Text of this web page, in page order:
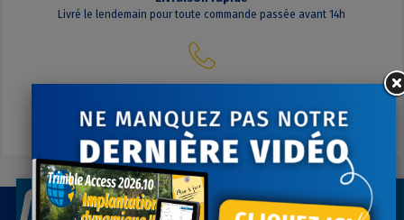
Livré le lendemain pour toute commande passée avant 14h
A votre écoute du lundi au vendredi